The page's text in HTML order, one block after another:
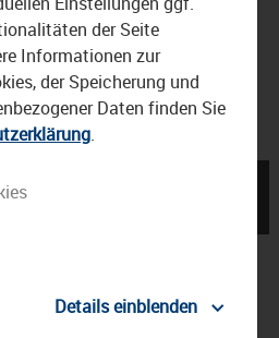
das gleichnamige Musical um
die 70er Jahre-Show,
Station.
der Seite
Informationen zur
der Speicherung und
Daten finden Sie
.
Details einblenden